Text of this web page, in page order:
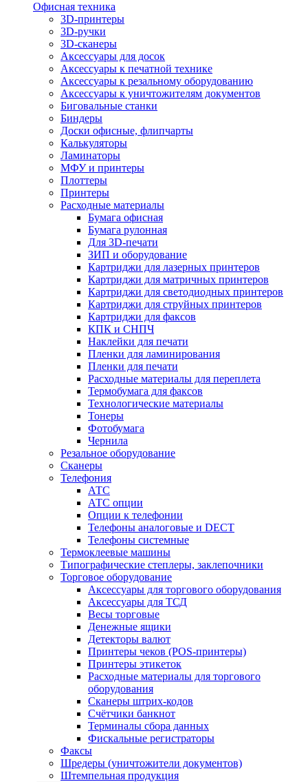
Офисная техника
3D-принтеры
3D-ручки
3D-сканеры
Аксессуары для досок
Аксессуары к печатной технике
Аксессуары к резальному оборудованию
Аксессуары к уничтожителям документов
Биговальные станки
Биндеры
Доски офисные, флипчарты
Калькуляторы
Ламинаторы
МФУ и принтеры
Плоттеры
Принтеры
Расходные материалы
Бумага офисная
Бумага рулонная
Для 3D-печати
ЗИП и оборудование
Картриджи для лазерных принтеров
Картриджи для матричных принтеров
Картриджи для светодиодных принтеров
Картриджи для струйных принтеров
Картриджи для факсов
КПК и СНПЧ
Наклейки для печати
Пленки для ламинирования
Пленки для печати
Расходные материалы для переплета
Термобумага для факсов
Технологические материалы
Тонеры
Фотобумага
Чернила
Резальное оборудование
Сканеры
Телефония
АТС
АТС опции
Опции к телефонии
Телефоны аналоговые и DECT
Телефоны системные
Термоклеевые машины
Типографические степлеры, заклепочники
Торговое оборудование
Аксессуары для торгового оборудования
Аксессуары для ТСД
Весы торговые
Денежные ящики
Детекторы валют
Принтеры чеков (POS-принтеры)
Принтеры этикеток
Расходные материалы для торгового
оборудования
Сканеры штрих-кодов
Счётчики банкнот
Терминалы сбора данных
Фискальные регистраторы
Факсы
Шредеры (уничтожители документов)
Штемпельная продукция